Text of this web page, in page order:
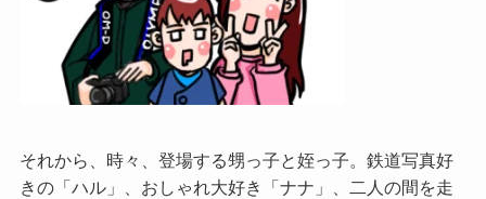
それから、時々、登場する甥っ子と姪っ子。鉄道写真好
きの「ハル」、おしゃれ大好き「ナナ」、二人の間を走